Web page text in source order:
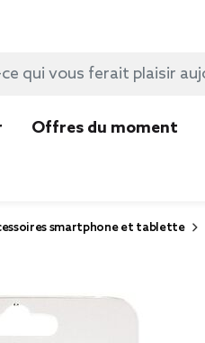
Offres du moment
smartphone et tablette